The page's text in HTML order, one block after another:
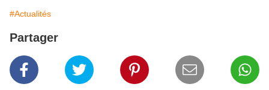
#Actualités
Partager